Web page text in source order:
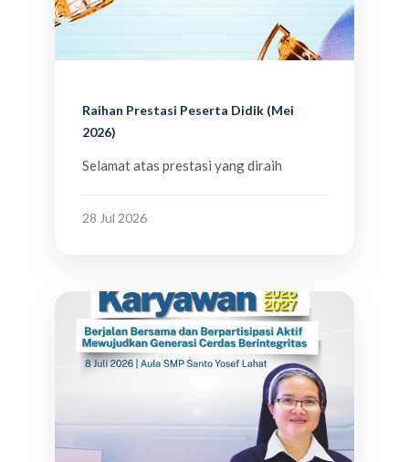
Raihan Prestasi Peserta Didik (Mei
2026)
Selamat atas prestasi yang diraih
28 Jul 2026